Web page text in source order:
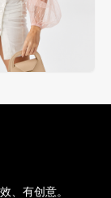
、有创意。